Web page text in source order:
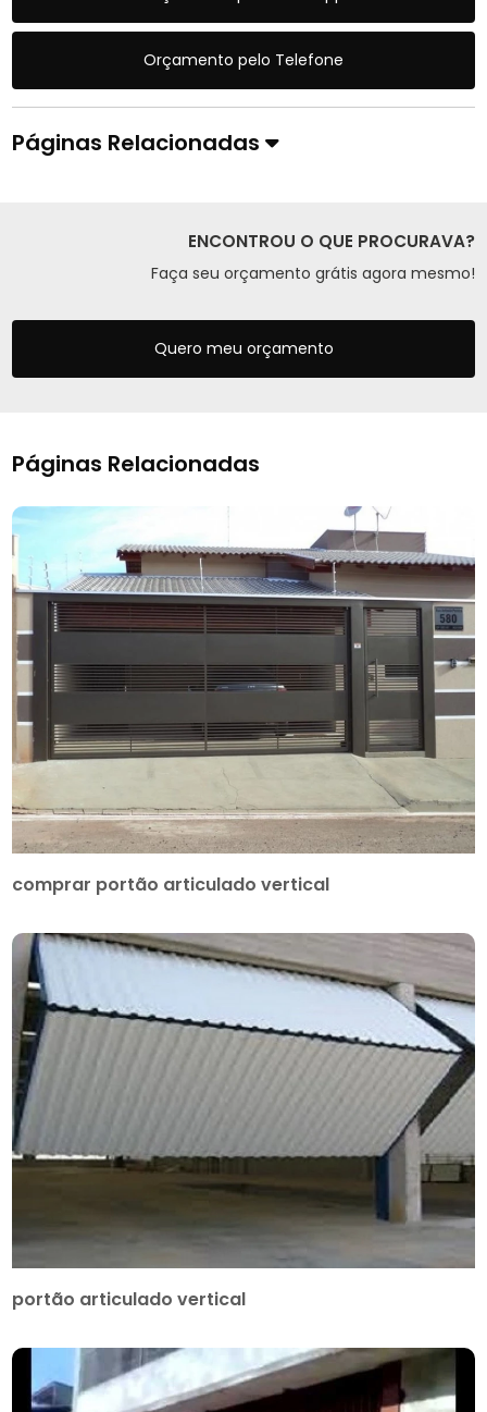
Orçamento pelo Telefone
Páginas Relacionadas
ENCONTROU O QUE PROCURAVA?
Faça seu orçamento grátis agora mesmo!
Quero meu orçamento
Páginas Relacionadas
comprar portão articulado vertical
portão articulado vertical